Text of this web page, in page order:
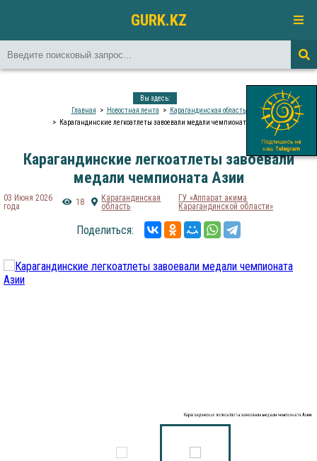
GURK.KZ
Вы здесь:
Главная
Новостная лента
Карагандинская область
Карагандинские легкоатлеты завоевали медали чемпионата Азии
Карагандинские легкоатлеты завоевали
медали чемпионата Азии
03 Июня 2026
года
18
Карагандинская
область
ГУ «Аппарат акима
Карагандинской области»
Поделиться:
Карагандинские легкоатлеты завоевали медали чемпионата Азии